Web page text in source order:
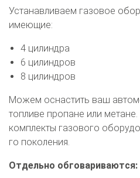
Устанавливаем газовое
имеющие:
4 цилиндра
6 цилиндров
8 цилиндров
Можем оснастить ваш
топливе пропане или
комплекты газового
го поколения.
Отдельно обговариваются: